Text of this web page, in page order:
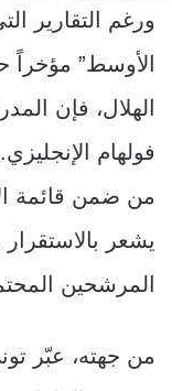
ورغم التقارير
الأوسط” مؤخراً
الهلال، فإن
فولهام
من ضمن قائمة
يشعر
المرشحين
من جهته، عبّر